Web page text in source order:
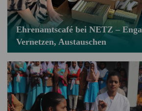
Ehrenamtscafé bei NETZ –
Vernetzen, Austauschen